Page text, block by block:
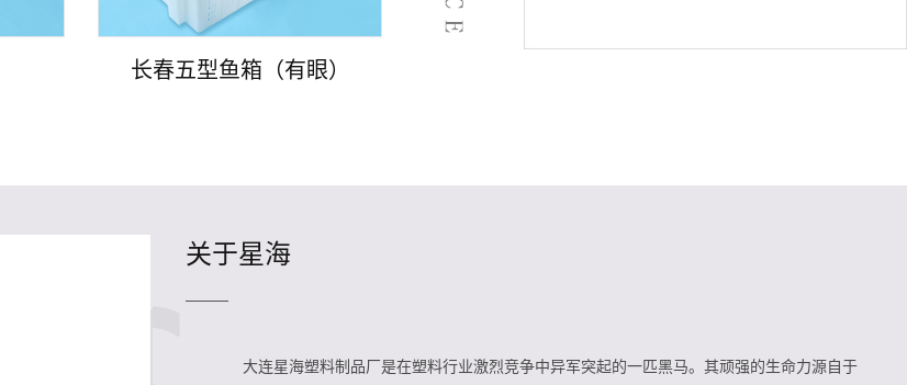
长春五型鱼箱（有眼）
关于星海
大连星海塑料制品厂是在塑料行业激烈竞争中异军突起的一匹黑马。其顽强的生命力源自于